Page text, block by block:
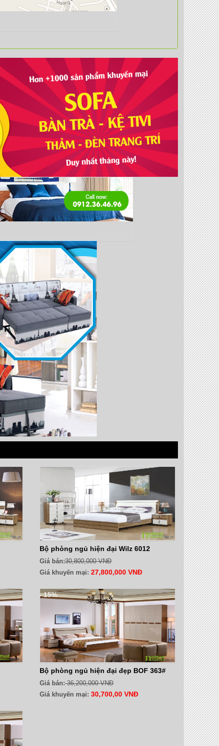
Bộ phòng ngủ hiện đại Wilz 6012
Giá bán:30,800,000 VNĐ
Giá khuyến mại: 27,800,000 VNĐ
- 15%
Bộ phòng ngủ hiện đại đẹp BOF 363#
Giá bán:36,200,000 VNĐ
Giá khuyến mại: 30,700,00 VNĐ